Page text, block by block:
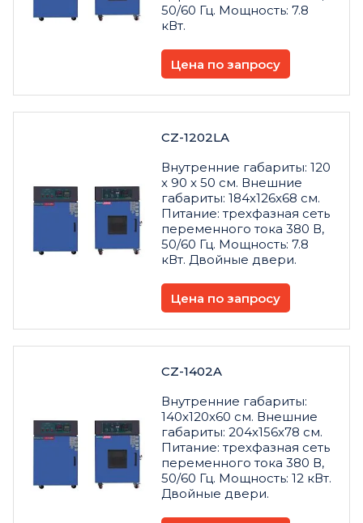
50/60 Гц. Мощность: 7.8
кВт.
Цена по запросу
CZ-1202LA
Внутренние габариты: 120
x 90 x 50 см. Внешние
габариты: 184x126x68 см.
Питание: трехфазная сеть
переменного тока 380 В,
50/60 Гц. Мощность: 7.8
кВт. Двойные двери.
Цена по запросу
CZ-1402A
Внутренние габариты:
140x120x60 см. Внешние
габариты: 204x156x78 см.
Питание: трехфазная сеть
переменного тока 380 В,
50/60 Гц. Мощность: 12 кВт.
Двойные двери.